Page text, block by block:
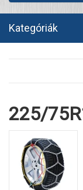
Kategóriák
225/